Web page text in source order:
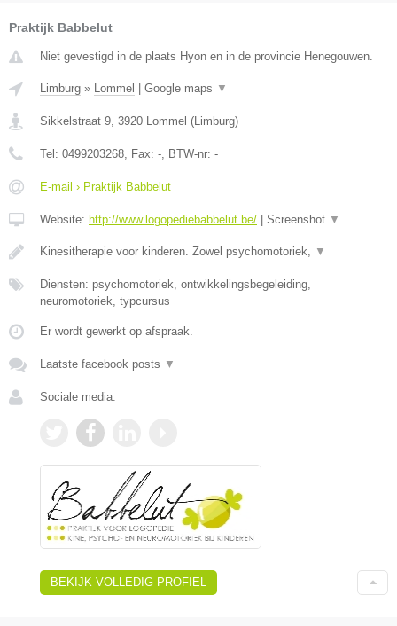
Praktijk Babbelut
Niet gevestigd in de plaats Hyon en in de provincie Henegouwen.
Limburg » Lommel Google maps ▼
Sikkelstraat 9, 3920 Lommel (Limburg)
Tel: 0499203268, Fax: -, BTW-nr: -
E-mail › Praktijk Babbelut
Website: http://www.logopediebabbelut.be/ Screenshot ▼
Kinesitherapie voor kinderen. Zowel psychomotoriek, ▼
Diensten: psychomotoriek, ontwikkelingsbegeleiding,
neuromotoriek, typcursus
Er wordt gewerkt op afspraak.
Laatste facebook posts ▼
Sociale media:
BEKIJK VOLLEDIG PROFIEL